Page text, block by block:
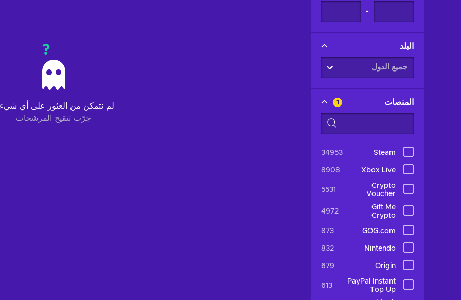
-
البلد
جميع الدول
المنصات 1
Steam
34953
Xbox Live
8908
Crypto
Voucher
5531
Gift Me
Crypto
4972
GOG.com
873
Nintendo
832
Origin
679
PayPal Instant
Top Up
613
?
لم نتمكن من العثور على أي
جرّب تنقيح المرشحات